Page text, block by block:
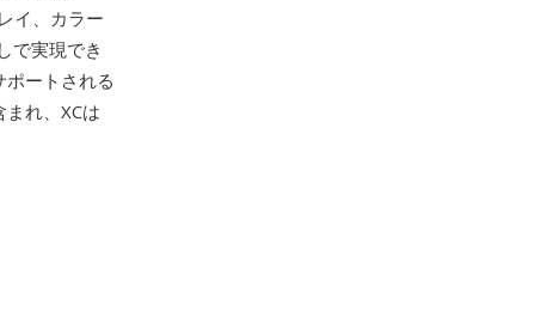
イ、カラー
で実現でき
ートされる
れ、XCは